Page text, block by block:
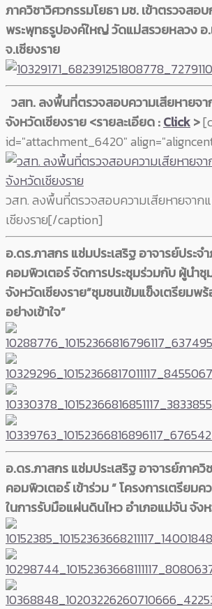
ภาควิชาวิศวกรรมโยธา มช. เข้าตรวจสอ
พระพุทธรูปองค์ใหญ่ วัดแม่สรวยหลวง อ
จ.เชียงราย
วสท. ลงพื้นที่ตรวจสอบความเสียหายจ
จังหวัดเชียงราย <รายละเอียด :Click>
id="attachment_6420"
วสท. ลงพื้นที่ตรวจสอบความเสียหายจาก
เชียงราย[/caption]
อ.ดร.ภาสกร แช่มประเสริฐ อาจารย์ประจ
คอมพิวเตอร์ จัดการประชุมร่วมกับ ผู้นำ
จังหวัดเชียงราย”ชุมชนเข้มแข็งเตรียม
อย่างเข้าใจ”
อ.ดร.ภาสกร แช่มประเสริฐ อาจารย์ภาควิ
คอมพิวเตอร์ เข้าร่วม ” โครงการเตรียม
ในการรับมือแผ่นดินไหว อำเภอแม่จัน จัง